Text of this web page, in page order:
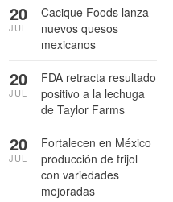
Cacique Foods lanza
nuevos quesos
mexicanos
20
JUL
FDA retracta resultado
positivo a la lechuga
de Taylor Farms
20
JUL
Fortalecen en México
producción de frijol
con variedades
mejoradas
20
JUL